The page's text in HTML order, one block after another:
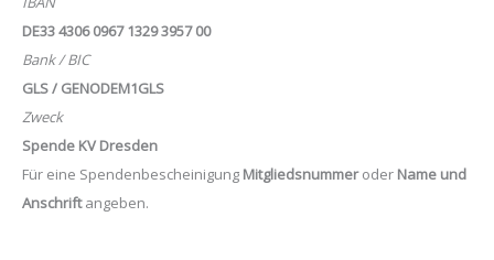
DE33 4306 0967 1329 3957 00
Bank / BIC
GLS / GENODEM1GLS
Zweck
Spende KV Dresden
Für eine Spendenbescheinigung Mitgliedsnummeroder Name und
Anschriftangeben.